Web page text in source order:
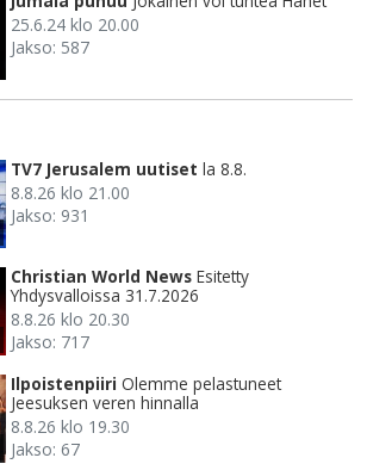
25.6.24 klo 20.00
Jakso: 587
TV7 Jerusalem uutiset la 8.8.
8.8.26 klo 21.00
Jakso: 931
Christian World News Esitetty
Yhdysvalloissa 31.7.2026
8.8.26 klo 20.30
Jakso: 717
Ilpoistenpiiri Olemme pelastuneet
Jeesuksen veren hinnalla
8.8.26 klo 19.30
Jakso: 67